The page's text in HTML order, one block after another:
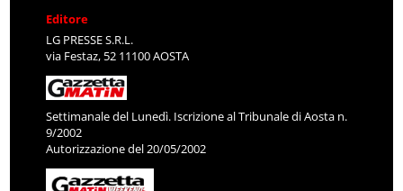
Editore
LG PRESSE S.R.L.
via Festaz, 52 11100 AOSTA
Settimanale del Lunedì. Iscrizione al Tribunale di Aosta n.
9/2002
Autorizzazione del 20/05/2002